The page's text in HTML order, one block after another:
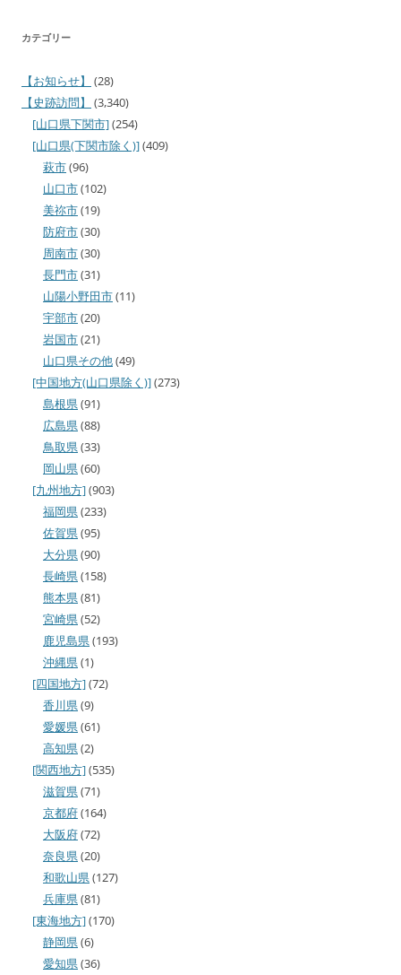
カテゴリー
【お知らせ】
(28)
【史跡訪問】
(3,340)
[山口県下関市](254)
[山口県(下関市除く)](409)
萩市(96)
山口市(102)
美祢市(19)
防府市(30)
周南市(30)
長門市(31)
山陽小野田市(11)
宇部市(20)
岩国市(21)
山口県その他(49)
[中国地方(山口県除く)](273)
島根県(91)
広島県(88)
鳥取県(33)
岡山県(60)
[九州地方](903)
福岡県(233)
佐賀県(95)
大分県(90)
長崎県(158)
熊本県(81)
宮崎県(52)
鹿児島県(193)
沖縄県(1)
[四国地方](72)
香川県(9)
愛媛県(61)
高知県(2)
[関西地方](535)
滋賀県(71)
京都府(164)
大阪府(72)
奈良県(20)
和歌山県(127)
兵庫県(81)
[東海地方](170)
静岡県(6)
愛知県(36)